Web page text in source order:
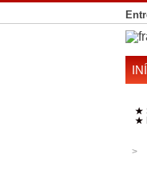
★
★